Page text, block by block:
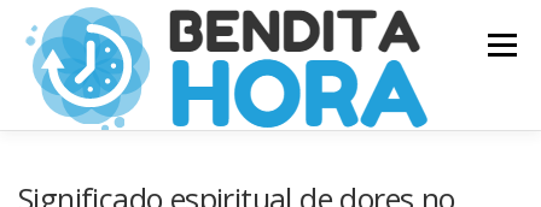
Pular
para
conteúdo
Menu
Significado espiritual de dores no